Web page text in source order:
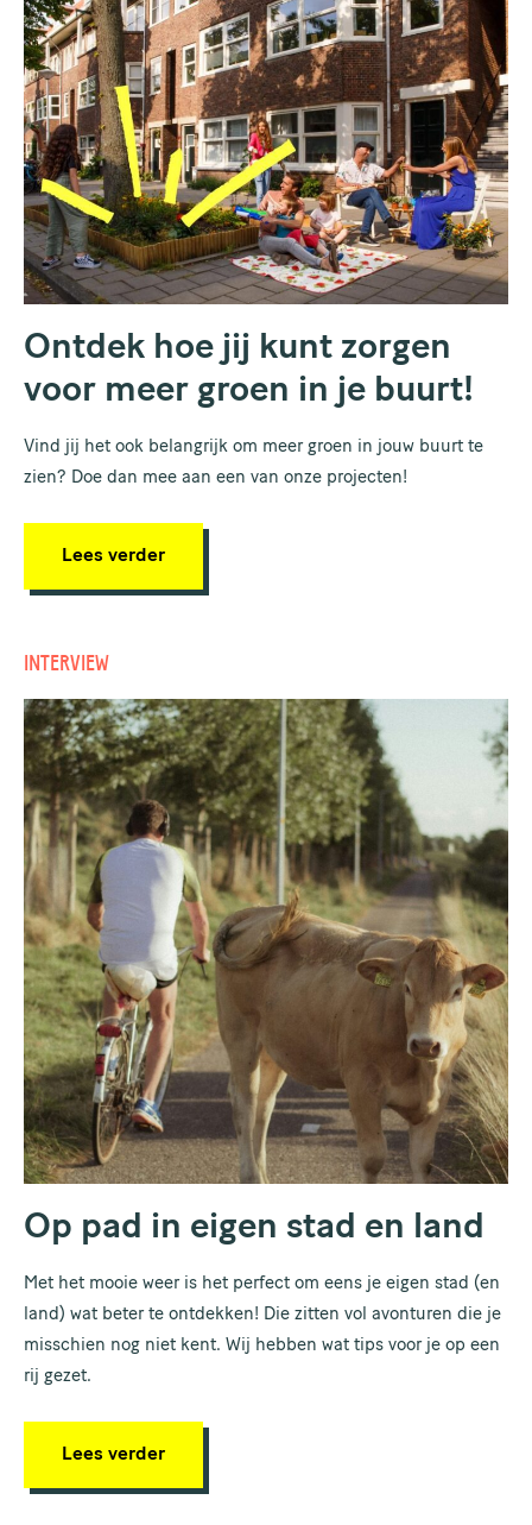
Ontdek hoe jij kunt zorgen
voor meer groen in je buurt!
Vind jij het ook belangrijk om meer groen in jouw buurt te
zien? Doe dan mee aan een van onze projecten!
Lees verder
INTERVIEW
Op pad in eigen stad en land
Met het mooie weer is het perfect om eens je eigen stad (en
land) wat beter te ontdekken! Die zitten vol avonturen die je
misschien nog niet kent. Wij hebben wat tips voor je op een
rij gezet.
Lees verder